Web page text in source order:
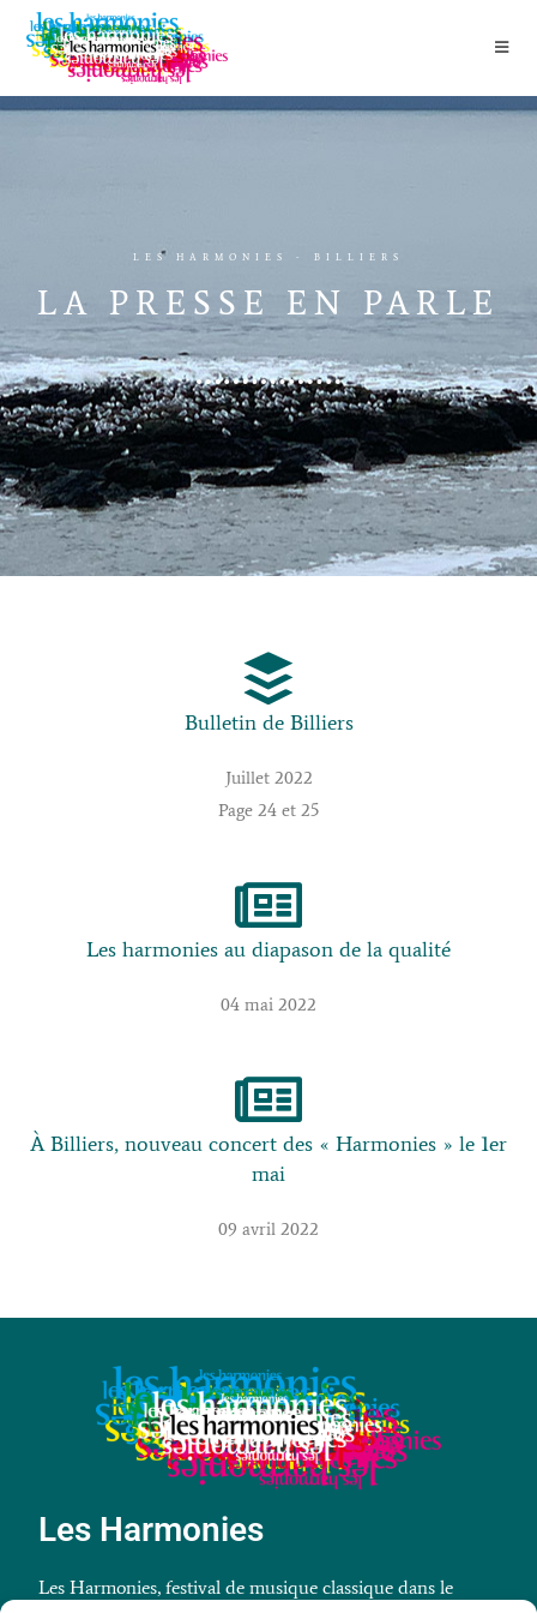
LES HARMONIES - BILLIERS
LA PRESSE EN PARLE
Bulletin de Billiers
Juillet 2022
Page 24 et 25
Les harmonies au diapason de la qualité
04 mai 2022
À Billiers, nouveau concert des « Harmonies » le 1er
mai
09 avril 2022
Les Harmonies
Les Harmonies, festival de musique classique dans le